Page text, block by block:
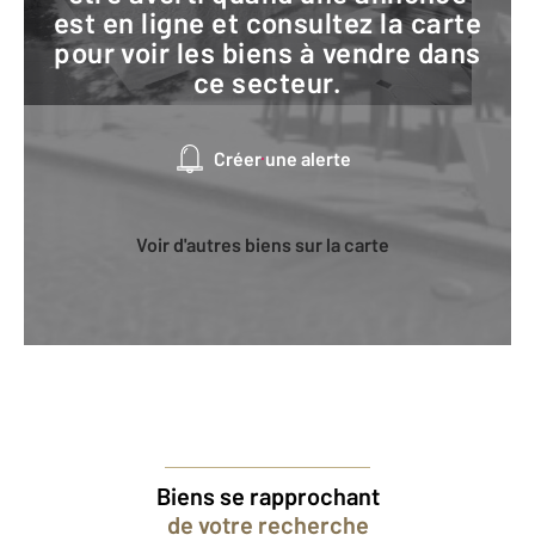
est en ligne et consultez la carte
pour voir les biens à vendre dans
ce secteur.
Créer une alerte
Voir d'autres biens sur la carte
Biens se rapprochant
de votre recherche